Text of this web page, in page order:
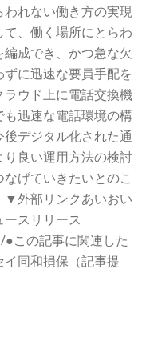
れない働き方の実現
、働く場所にとらわ
成でき、かつ急な欠
に迅速な要員手配を
ウド上に電話交換機
迅速な電話環境の構
デジタル化された通
良い運用方法の検討
げていきたいとのこ
▼外部リンクあいおい
スリリース
この記事に関連した
同和損保（記事提